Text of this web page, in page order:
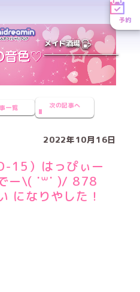
予約
メイド酒場
一覧 次の記事へ
2022年10月16日
15）はっぴぃー
ー\( ˙꒳​˙ )/ 878
になりやした！